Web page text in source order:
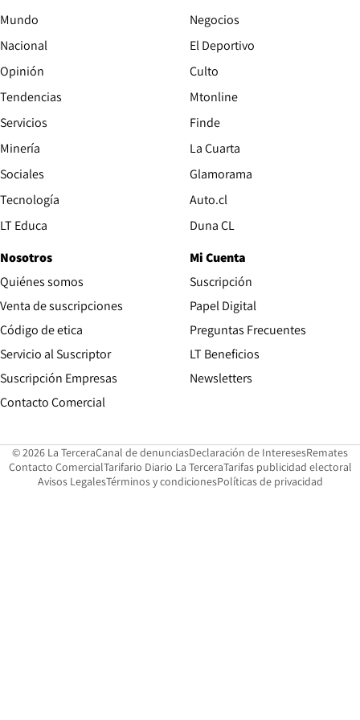
Mundo
Nacional
Opinión
Tendencias
Servicios
Minería
Sociales
Tecnología
LT Educa
Negocios
El Deportivo
Culto
Mtonline
Finde
La Cuarta
Glamorama
Auto.cl
Duna CL
Nosotros
Quiénes somos
Venta de suscripciones
Código de etica Opens in new window
Servicio al Suscriptor
Suscripción Empresas
Contacto Comercial
Mi Cuenta
Suscripción
Papel Digital
Preguntas Frecuentes
LT Beneficios
Newsletters
© 2026 La TerceraCanal de denunciasOpens in new window
Declaración de InteresesOpens in
Remates
Contacto ComercialOpens in new window
Tarifario Diario La TerceraOpens in new window
Tarifas publicidad electoral
Avisos LegalesOpens in new window
Términos y condicionesPolíticas de privacidad